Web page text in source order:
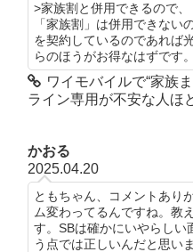
>家族割と併用できるので
「家族割」は併用できない
を契約しているのであれば
らのほうがお得なはずです。
ワイモバイルで“家族
ライン専用が不安な人ほ
かおる
2025.04.20
ともちゃん、コメントあり
ム変わってるんですね。教
す。SBは確かにいやらしい
う点では正しいんだと思い